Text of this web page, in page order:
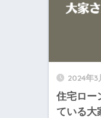
2024年3
住宅ロー
ている大